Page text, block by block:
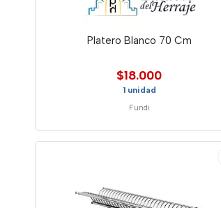
Platero Blanco 70 Cm
$18.000
1 unidad
Fundi